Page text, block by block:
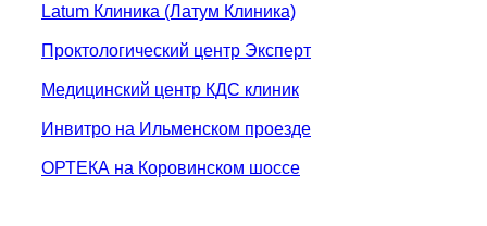
Latum Клиника (Латум Клиника)
Проктологический центр Эксперт
Медицинский центр КДС клиник
Инвитро на Ильменском проезде
ОРТЕКА на Коровинском шоссе